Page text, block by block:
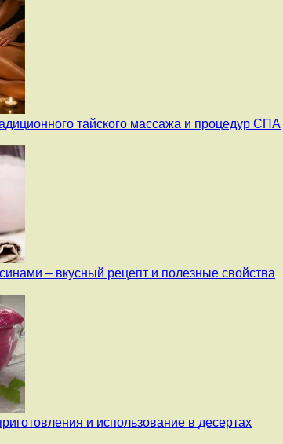
тайского массажа и процедур СПА
– вкусный рецепт и полезные свойства
и использование в десертах